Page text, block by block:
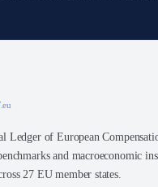
.eu
Ledger of European
and macroeconomic
27 EU member states.